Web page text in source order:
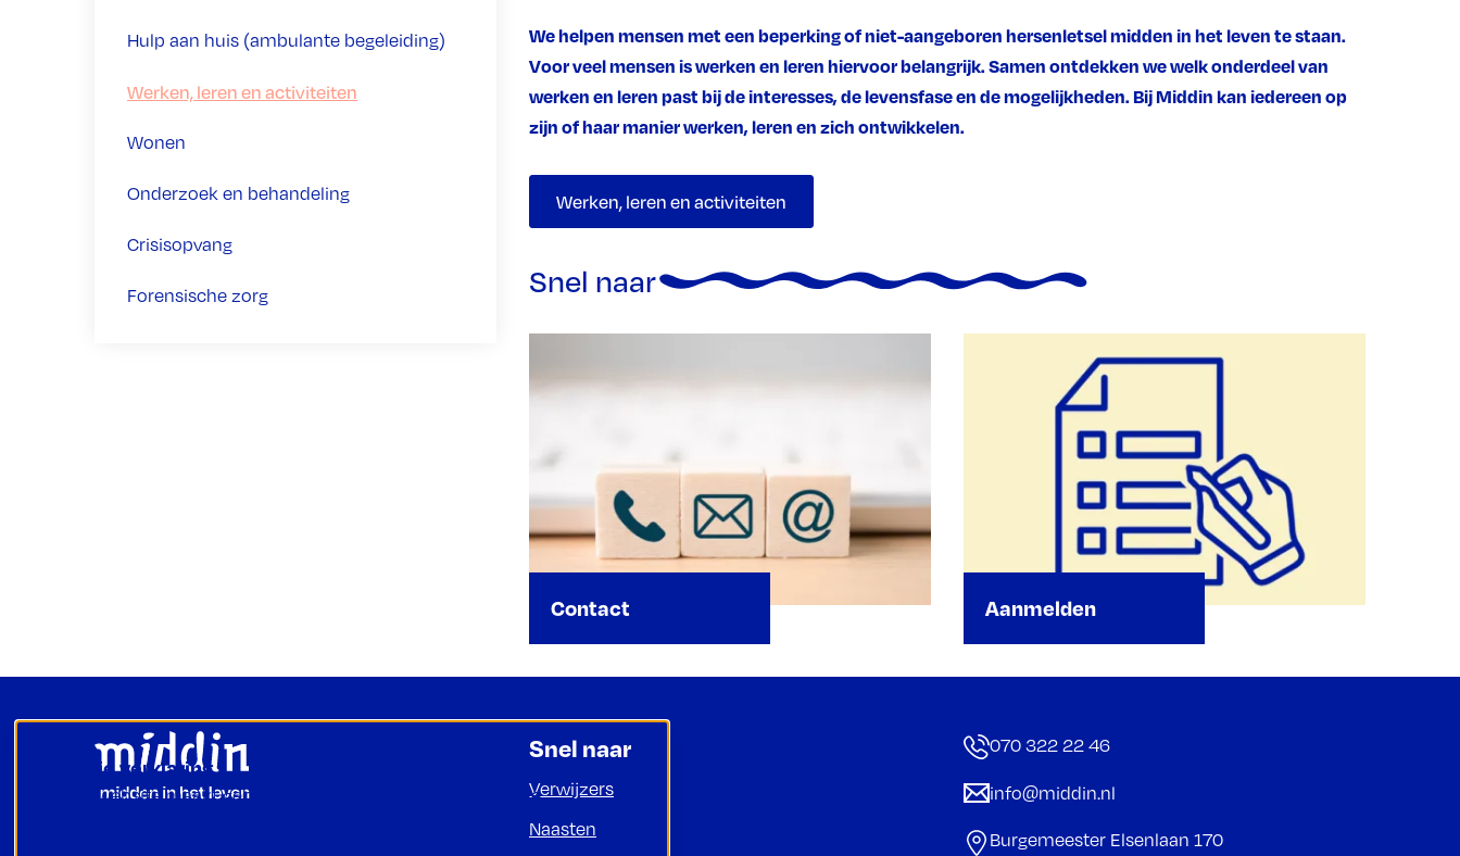
Cookie verklaring
Onze website maakt gebruik van cookies voor een optimale
Hulp aan huis (ambulante begeleiding)
Werken, leren en activiteiten
Wonen
Onderzoek en behandeling
Crisisopvang
Forensische zorg
We helpen mensen met een beperking of niet-aangeboren hersenletsel midden in het leven te staan.
Voor veel mensen is werken en leren hiervoor belangrijk. Samen ontdekken we welk onderdeel van
werken en leren past bij de interesses, de levensfase en de mogelijkheden. Bij Middin kan iedereen op
zijn of haar manier werken, leren en zich ontwikkelen.
Werken, leren en activiteiten
Snel naar
Contact Aanmelden
Footer Snel naar
Verwijzers
Naasten
070 322 22 46
info@middin.nl
Burgemeester Elsenlaan 170